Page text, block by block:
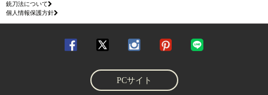
銃刀法について
個人情報保護方針
PCサイト